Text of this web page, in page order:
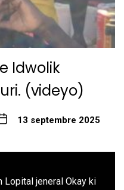
Idwolik
(videyo)
13 septembre 2025
Lopital jeneral Okay ki